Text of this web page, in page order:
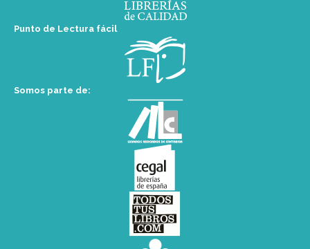
Punto de Lectura fácil
Somos parte de: